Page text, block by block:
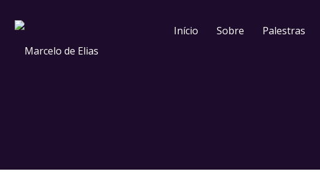
Início Sobre Palestras